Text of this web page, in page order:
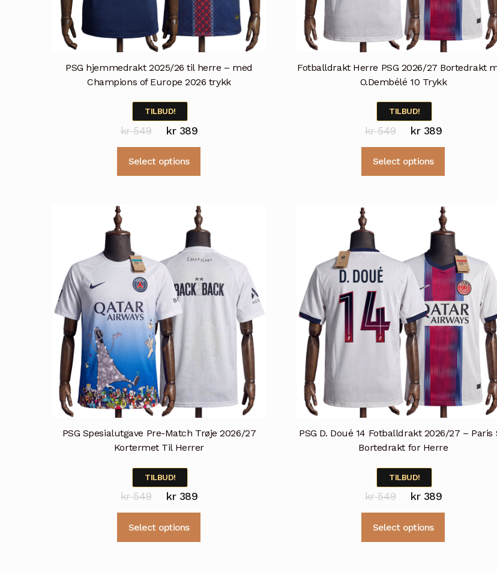
PSG hjemmedrakt 2025/26 til herre – med
Champions of Europe 2026 trykk
TILBUD!
kr549
Opprinnelig
pris
var:
kr389Nåværende
pris
Select options
varianter.
Alternativene
kan
velges
produktsiden
Fotballdrakt Herre PSG 2026/27 Bortedrakt
O.Dembélé 10 Trykk
TILBUD!
kr549
Opprinnelig
pris
var:
kr389Nåværende
pris
Select options
varianter.
Alternativene
kan
velges
på
produktsiden
PSG Spesialutgave Pre-Match Trøje 2026/27
Kortermet Til Herrer
TILBUD!
kr549
Opprinnelig
pris
var:
kr389Nåværende
pris
Select options
PSG D. Doué 14 Fotballdrakt 2026/27 – Paris
Bortedrakt for Herre
TILBUD!
kr549
Opprinnelig
pris
var:
kr389Nåværende
pris
Select options